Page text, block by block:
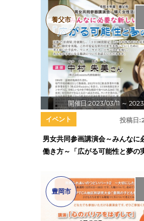
開催日:2023/03/11 ～
養父市
投稿日:
イベント
男女共同参画講演会～みんなに
働き方～「広がる可能性と夢の
豊岡市